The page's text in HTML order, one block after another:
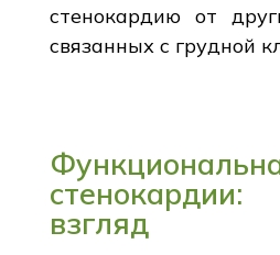
стенокардию от
связанных с грудной
стенокардии:
взгляд